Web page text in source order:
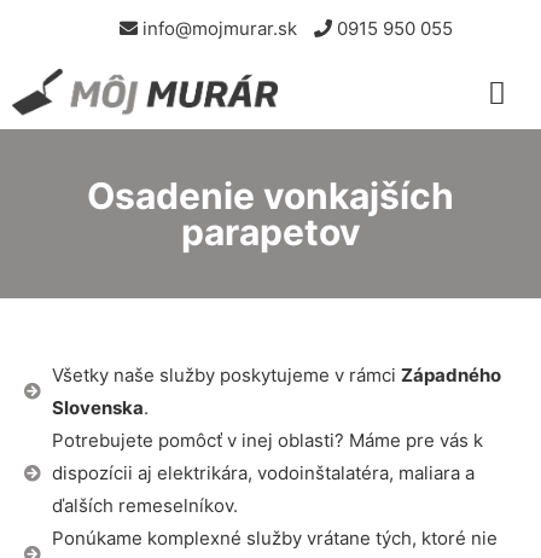
info@mojmurar.sk 0915 950 055
Osadenie vonkajších
parapetov
Všetky naše služby poskytujeme v rámci Západného
Slovenska.
Potrebujete pomôcť v inej oblasti? Máme pre vás k
dispozícii aj elektrikára, vodoinštalatéra, maliara a
ďalších remeselníkov.
Ponúkame komplexné služby vrátane tých, ktoré nie